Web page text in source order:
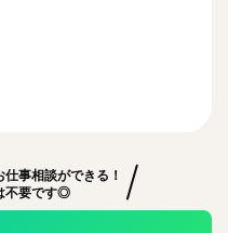
事相談ができる！
不要です◎